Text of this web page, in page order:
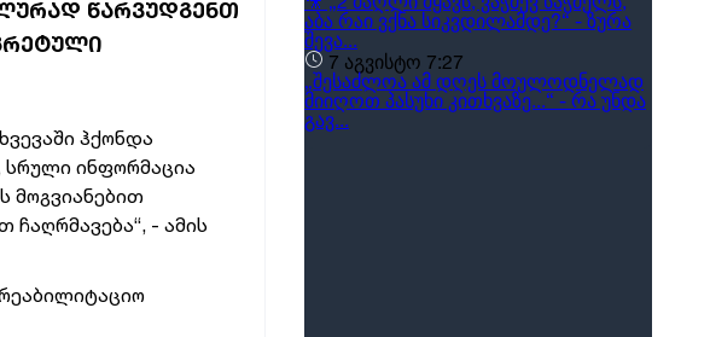
ᲬᲐᲠᲕᲣᲓᲒᲔᲜᲗ
ჰქონდა
სრული ინფორმაცია
მოგვიანებით
- ამის